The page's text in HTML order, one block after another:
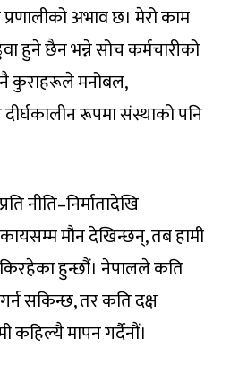
अभाव छ। मेरो काम
हुने छैन भन्ने सोच कर्मचारीको
कुराहरूले मनोबल,
रूपमा संस्थाको पनि
नीति–निर्मातादेखि
मौन देखिन्छन्, तब हामी
हुन्छौं। नेपालले कति
सकिन्छ, तर कति दक्ष
कहिल्यै मापन गर्दैनौं।